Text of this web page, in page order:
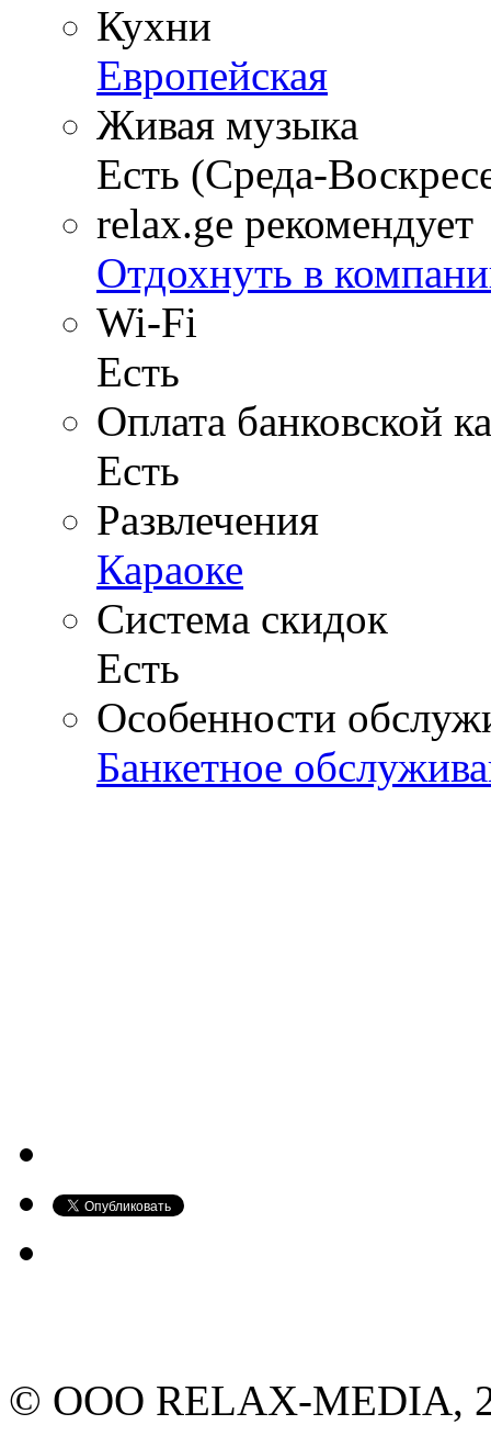
Кухни
Европейская
Живая музыка
Есть (Среда-
relax.ge рекомендует
Отдохнуть в
Wi-Fi
Есть
Оплата банковской
Есть
Развлечения
Караоке
Система скидок
Есть
Особенности
Банкетное
© ООО RELAX-MEDIA,